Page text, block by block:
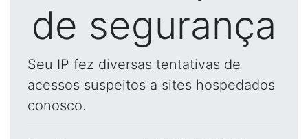
de segurança
Seu IP fez diversas tentativas de
acessos suspeitos a sites hospedados
conosco.